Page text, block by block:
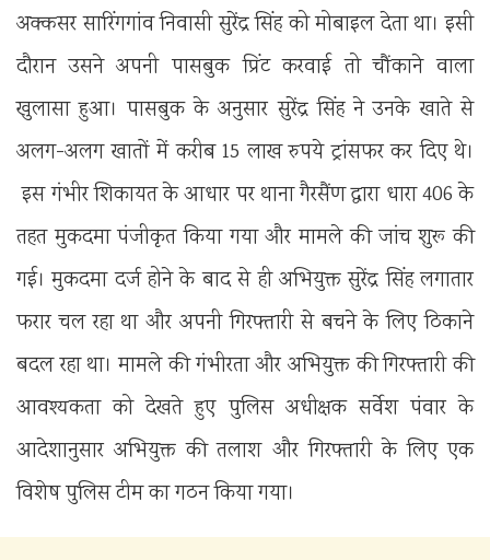
अक्कसर सारिंगगांव निवासी सुरेंद्र सिंह को मोबाइल देता था। इसी
दौरान उसने अपनी पासबुक प्रिंट करवाई तो चौंकाने वाला
खुलासा हुआ। पासबुक के अनुसार सुरेंद्र सिंह ने उनके खाते से
अलग-अलग खातों में करीब 15 लाख रुपये ट्रांसफर कर दिए थे।
इस गंभीर शिकायत के आधार पर थाना गैरसैंण द्वारा धारा 406 के
तहत मुकदमा पंजीकृत किया गया और मामले की जांच शुरू की
गई। मुकदमा दर्ज होने के बाद से ही अभियुक्त सुरेंद्र सिंह लगातार
फरार चल रहा था और अपनी गिरफ्तारी से बचने के लिए ठिकाने
बदल रहा था। मामले की गंभीरता और अभियुक्त की गिरफ्तारी की
आवश्यकता को देखते हुए पुलिस अधीक्षक सर्वेश पंवार के
आदेशानुसार अभियुक्त की तलाश और गिरफ्तारी के लिए एक
विशेष पुलिस टीम का गठन किया गया।